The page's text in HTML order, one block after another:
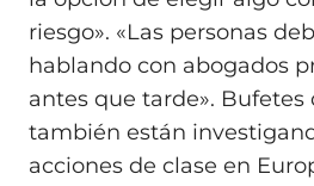
riesgo». «Las personas
hablando con abogados
antes que tarde». Bufetes
también están
acciones de clase en